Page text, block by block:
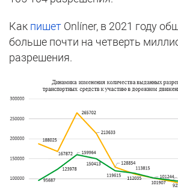
Как пишет Onlíner, в 2021 году
больше почти на четверть
разрешения.